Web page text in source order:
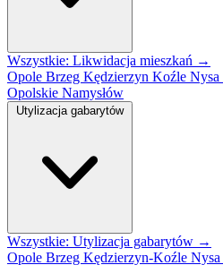
Wszystkie: Likwidacja mieszkań →
Opole Brzeg Kędzierzyn Koźle Nysa
Opolskie Namysłów
Utylizacja gabarytów
Wszystkie: Utylizacja gabarytów →
Opole Brzeg Kędzierzyn-Koźle Nysa